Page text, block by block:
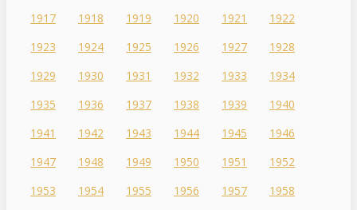
1917
1918 1919 1920 1921
1922
1923
1924 1925 1926 1927
1928
1929
1930 1931 1932 1933
1934
1935
1936 1937 1938 1939
1940
1941
1942 1943 1944 1945
1946
1947
1948 1949 1950 1951
1952
1953
1954 1955 1956 1957
1958